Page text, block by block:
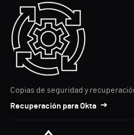
Copias de seguridad y
Recuperación para Okta